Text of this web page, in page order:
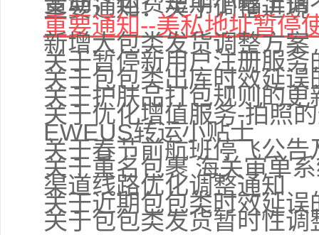
重要通知：关于调整进
重要通知--美私地址暂停
新增大包类发货调整方案
关于暂停新用户注册服务
关于包包类出库时效延误
关于护肤品打包规则的更
关于优化增值服务-拍照
EWEUS转运小贴士
关于春节前航班停飞公告
关于重名包裹 海关审单
渠道线路优化调整通知
关于近期包包类时效延误
关于包包类发货暂时性调